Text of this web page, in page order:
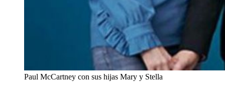
Paul McCartney con sus hijas Mary y Stella